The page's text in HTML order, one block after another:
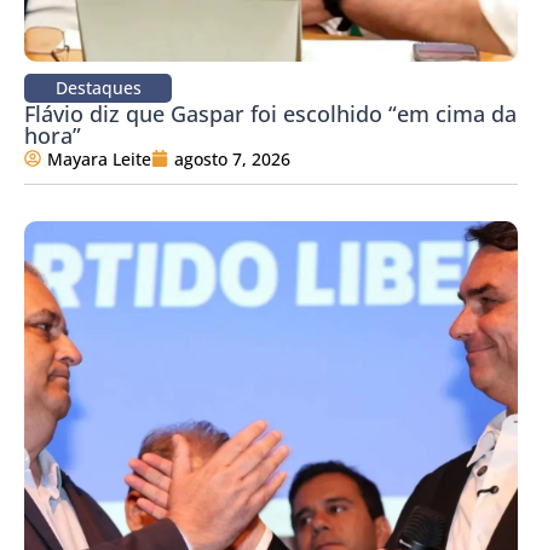
Destaques
Flávio diz que Gaspar foi escolhido “em cima da
hora”
Mayara Leite agosto 7, 2026